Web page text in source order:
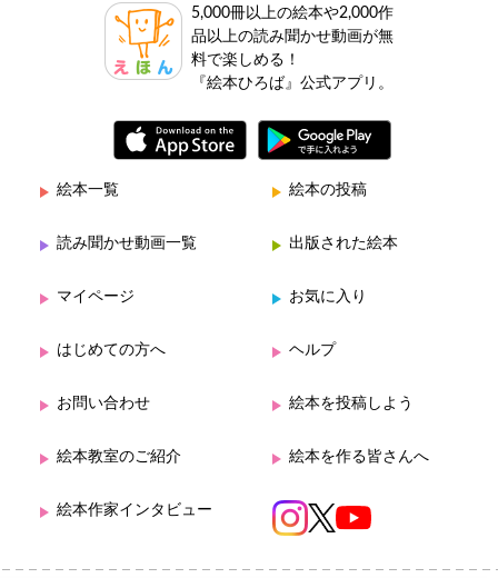
5,000冊以上の絵本や2,000作
品以上の読み聞かせ動画が無
料で楽しめる！
『絵本ひろば』公式アプリ。
絵本一覧 絵本の投稿
読み聞かせ動画一覧 出版された絵本
マイページ お気に入り
はじめての方へ ヘルプ
お問い合わせ 絵本を投稿しよう
絵本教室のご紹介 絵本を作る皆さんへ
絵本作家インタビュー